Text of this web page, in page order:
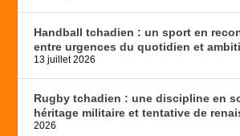
Handball tchadien : un sport en
entre urgences du quotidien et
13 juillet 2026
Rugby tchadien : une discipline en
héritage militaire et tentative de
2026